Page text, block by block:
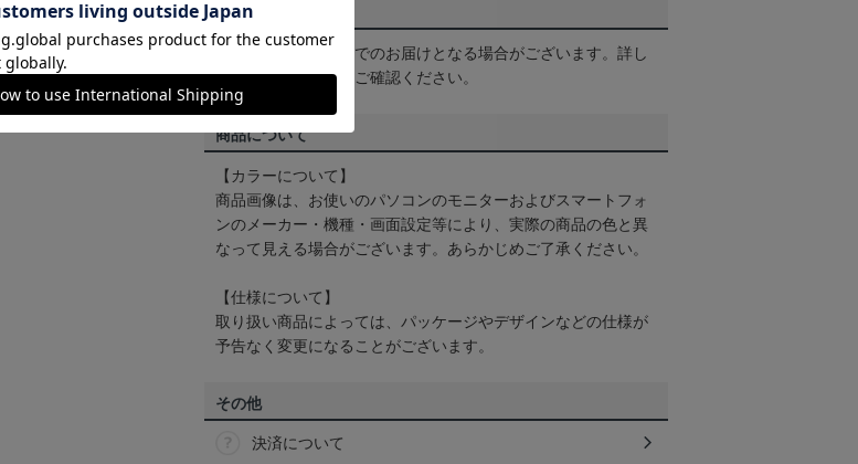
配送方法について
一部商品はメール便でのお届けとなる場合がございます。詳し
くはヘルプページ をご確認ください。
商品について
【カラーについて】
商品画像は、お使いのパソコンのモニターおよびスマートフォ
ンのメーカー・機種・画面設定等により、実際の商品の色と異
なって見える場合がございます。あらかじめご了承ください。
【仕様について】
取り扱い商品によっては、パッケージやデザインなどの仕様が
予告なく変更になることがございます。
その他
決済について